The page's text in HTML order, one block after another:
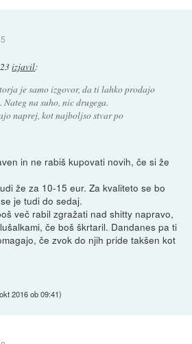
izjavil:
je samo izgovor, da ti lahko prodajo
Nateg na suho, nic drugega.
naprej, kot najboljso stvar po
in ne rabiš kupovati novih, če si že
že za 10-15 eur. Za kvaliteto se bo
je tudi do sedaj.
več rabil zgražati nad shitty napravo,
če boš škrtaril. Dandanes pa ti
če zvok do njih pride takšen kot
2016 ob 09:41)